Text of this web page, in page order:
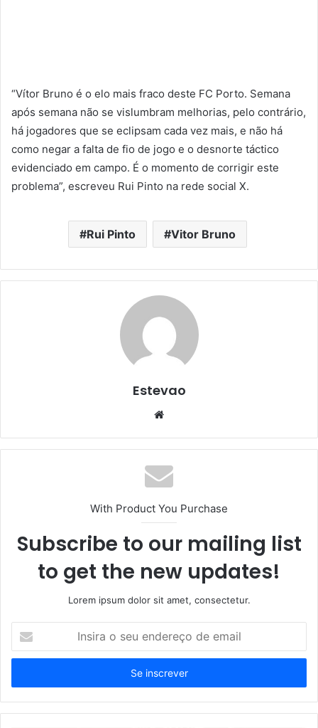
“Vítor Bruno é o elo mais fraco deste FC Porto. Semana
após semana não se vislumbram melhorias, pelo contrário,
há jogadores que se eclipsam cada vez mais, e não há
como negar a falta de fio de jogo e o desnorte táctico
evidenciado em campo. É o momento de corrigir este
problema”, escreveu Rui Pinto na rede social X.
Rui Pinto Vitor Bruno
Estevao
Website
With Product You Purchase
Subscribe to our mailing list
to get the new updates!
Lorem ipsum dolor sit amet, consectetur.
seu
de
email